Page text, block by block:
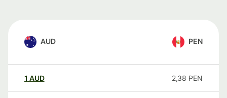
AUD PEN
1 AUD 2,38 PEN